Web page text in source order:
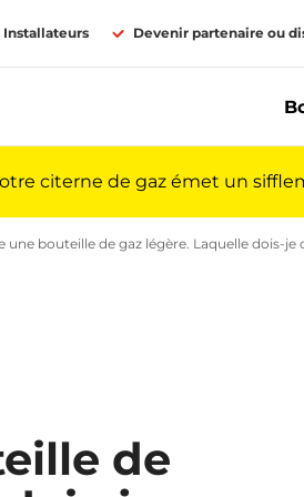
Installateurs Devenir partenaire ou
citerne de gaz émet un
fréquentes | Primagaz
bouteilles de gaz : FAQ | Primagaz
une bouteille de gaz légère. Laquelle dois-je
de